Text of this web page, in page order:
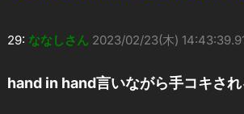
29: ななしさん 2023/02/23(木)
hand in hand言いながら手コキさ